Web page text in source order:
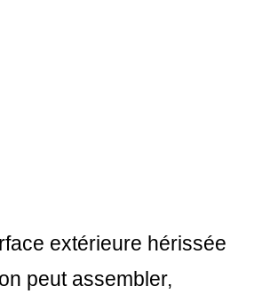
extérieure hérissée
peut assembler,